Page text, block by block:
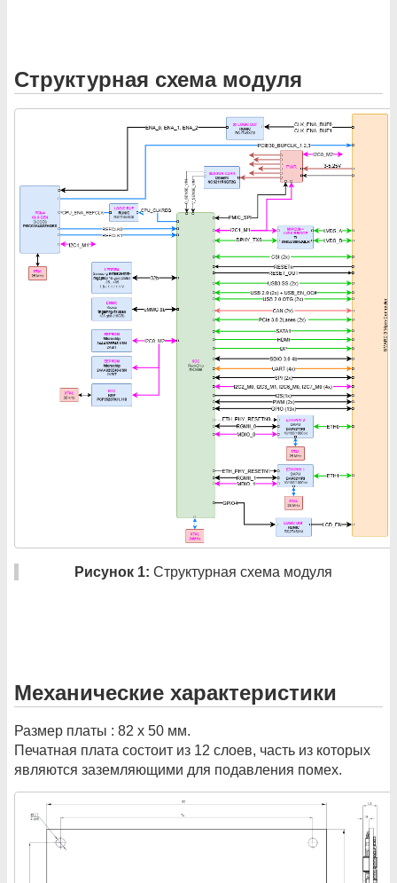
Структурная схема модуля
Рисунок 1: Структурная схема модуля
Механические характеристики
Размер платы : 82 х 50 мм.
Печатная плата состоит из 12 слоев, часть из которых
являются заземляющими для подавления помех.